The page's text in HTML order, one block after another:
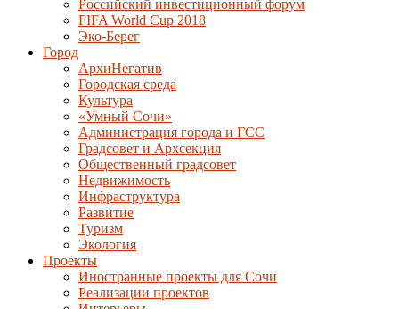
Российский инвестиционный форум
FIFA World Cup 2018
Эко-Берег
Город
АрхиНегатив
Городская среда
Культура
«Умный Сочи»
Администрация города и ГСС
Градсовет и Архсекция
Общественный градсовет
Недвижимость
Инфраструктура
Развитие
Туризм
Экология
Проекты
Иностранные проекты для Сочи
Реализации проектов